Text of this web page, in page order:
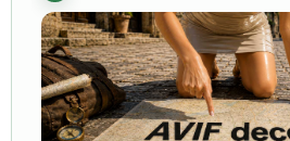
Kamnik·160 km